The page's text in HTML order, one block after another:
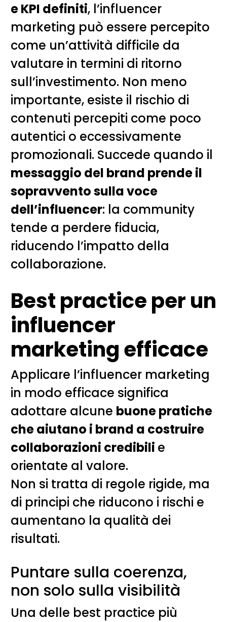
e KPI definiti, l’influencer
marketing può essere percepito
come un’attività difficile da
valutare in termini di ritorno
sull’investimento. Non meno
importante, esiste il rischio di
contenuti percepiti come poco
autentici o eccessivamente
promozionali. Succede quando il
messaggio del brand prende il
sopravvento sulla voce
dell’influencer: la community
tende a perdere fiducia,
riducendo l’impatto della
collaborazione.
Best practice per un
influencer
marketing efficace
Applicare l’influencer marketing
in modo efficace significa
adottare alcune buone pratiche
che aiutano i brand a costruire
collaborazioni credibili e
orientate al valore.
Non si tratta di regole rigide, ma
di principi che riducono i rischi e
aumentano la qualità dei
risultati.
Puntare sulla coerenza,
non solo sulla visibilità
Una delle best practice più